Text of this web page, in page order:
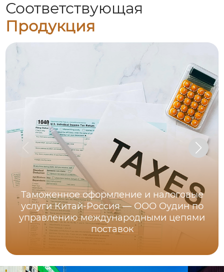
Соответствующая
Продукция
Таможенное оформление и налоговые
услуги Китай-Россия — ООО Оудин по
управлению международными цепями
поставок